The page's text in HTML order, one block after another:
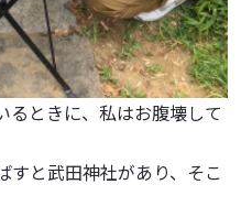
るときに、私はお腹壊して
すと武田神社があり、そこ